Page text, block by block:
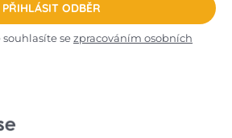
PŘIHLÁSIT ODBĚR
sezpracováním osobních